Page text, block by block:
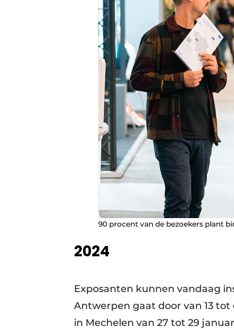
90 procent van de bezoekers plant
2024
Exposanten kunnen vandaag
Antwerpen gaat door van 13
in Mechelen van 27 tot 29